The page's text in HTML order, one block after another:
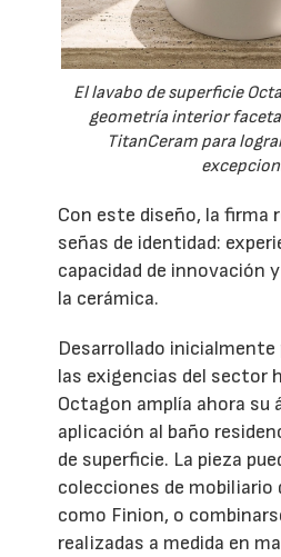
El lavabo de superficie
geometría interior
TitanCeram para
Con este diseño, la firma
señas de identidad:
capacidad de innovación
la cerámica.
Desarrollado inicialmente
las exigencias del sector
Octagon amplía ahora su
aplicación al baño
de superficie. La pieza
colecciones de mobiliario
como Finion, o
realizadas a medida en